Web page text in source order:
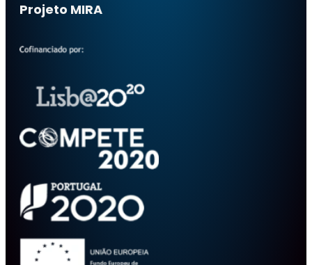
Projeto MIRA